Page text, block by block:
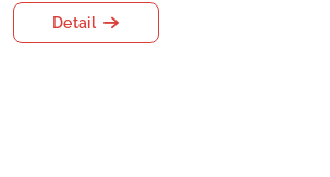
Detail